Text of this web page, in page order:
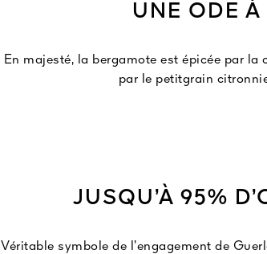
UNE ODE À
En majesté, la bergamote est épicée par
par le petitgrain
JUSQU’À 95%
Véritable symbole de l’engagement de